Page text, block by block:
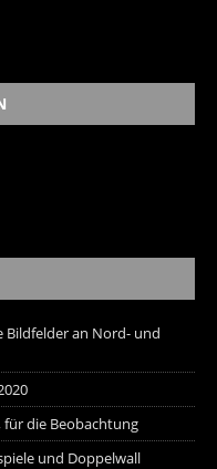
Bildfelder an Nord- und
für die Beobachtung
und Doppelwall